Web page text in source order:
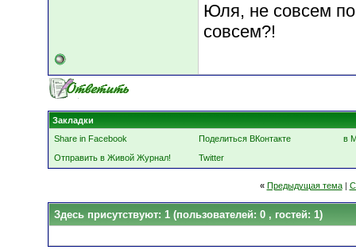
Юля, не совсем
совсем?!
Закладки
Share in Facebook
Поделиться ВКонтакте
в
Отправить в Живой Журнал!
Twitter
« Предыдущая тема|
Здесь присутствуют: 1 (пользователей: 0 , гостей: 1)